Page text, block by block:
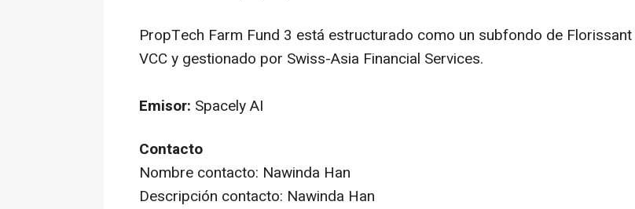
PropTech Farm Fund 3 está estructurado como un subfondo de Florissant
VCC y gestionado por Swiss-Asia Financial Services.
Emisor: Spacely AI
Contacto
Nombre contacto: Nawinda Han
Descripción contacto: Nawinda Han